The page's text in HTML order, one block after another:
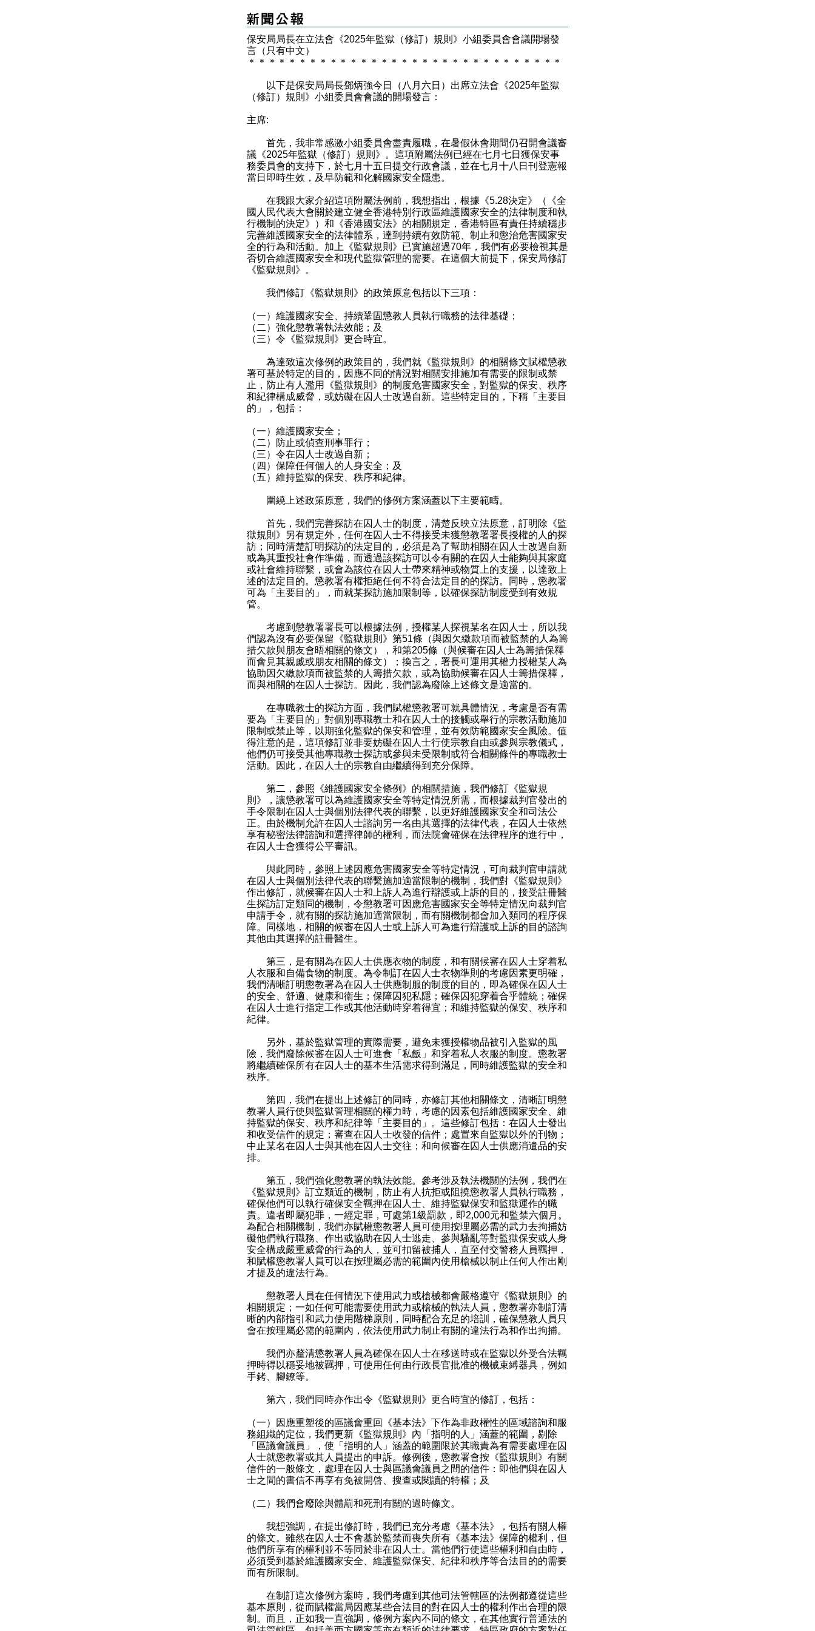
保安局局長在立法會《2025年監獄（修訂）規則》小組委員會會議開場發
言（只有中文）
＊
＊ ＊ ＊ ＊ ＊ ＊ ＊ ＊ ＊ ＊ ＊ ＊ ＊ ＊ ＊ ＊ ＊ ＊ ＊ ＊ ＊ ＊ ＊ ＊ ＊ ＊ ＊ ＊ ＊ ＊
以下是保安局局長鄧炳強今日（八月六日）出席立法會《2025年監獄
（修訂）規則》小組委員會會議的開場發言：
主席:
首先，我非常感激小組委員會盡責履職，在暑假休會期間仍召開會議審
議《2025年監獄（修訂）規則》。這項附屬法例已經在七月七日獲保安事
務委員會的支持下，於七月十五日提交行政會議，並在七月十八日刊登憲報
當日即時生效，及早防範和化解國家安全隱患。
在我跟大家介紹這項附屬法例前，我想指出，根據《5.28決定》（《全
國人民代表大會關於建立健全香港特別行政區維護國家安全的法律制度和執
行機制的決定》）和《香港國安法》的相關規定，香港特區有責任持續穩步
完善維護國家安全的法律體系，達到持續有效防範、制止和懲治危害國家安
全的行為和活動。加上《監獄規則》已實施超過70年，我們有必要檢視其是
否切合維護國家安全和現代監獄管理的需要。在這個大前提下，保安局修訂
《監獄規則》。
我們修訂《監獄規則》的政策原意包括以下三項：
（一）維護國家安全、持續鞏固懲教人員執行職務的法律基礎；
（二）強化懲教署執法效能；及
（三）令《監獄規則》更合時宜。
為達致這次修例的政策目的，我們就《監獄規則》的相關條文賦權懲教
署可基於特定的目的，因應不同的情況對相關安排施加有需要的限制或禁
止，防止有人濫用《監獄規則》的制度危害國家安全，對監獄的保安、秩序
和紀律構成威脅，或妨礙在囚人士改過自新。這些特定目的，下稱「主要目
的」，包括：
（一）維護國家安全；
（二）防止或偵查刑事罪行；
（三）令在囚人士改過自新；
（四）保障任何個人的人身安全；及
（五）維持監獄的保安、秩序和紀律。
圍繞上述政策原意，我們的修例方案涵蓋以下主要範疇。
首先，我們完善探訪在囚人士的制度，清楚反映立法原意，訂明除《監
獄規則》另有規定外，任何在囚人士不得接受未獲懲教署署長授權的人的探
訪；同時清楚訂明探訪的法定目的，必須是為了幫助相關在囚人士改過自新
或為其重投社會作準備，而透過該探訪可以令有關的在囚人士能夠與其家庭
或社會維持聯繫，或會為該位在囚人士帶來精神或物質上的支援，以達致上
述的法定目的。懲教署有權拒絕任何不符合法定目的的探訪。同時，懲教署
可為「主要目的」，而就某探訪施加限制等，以確保探訪制度受到有效規
管。
考慮到懲教署署長可以根據法例，授權某人探視某名在囚人士，所以我
們認為沒有必要保留《監獄規則》第51條（與因欠繳款項而被監禁的人為籌
措欠款與朋友會晤相關的條文），和第205條（與候審在囚人士為籌措保釋
而會見其親戚或朋友相關的條文）；換言之，署長可運用其權力授權某人為
協助因欠繳款項而被監禁的人籌措欠款，或為協助候審在囚人士籌措保釋，
而與相關的在囚人士探訪。因此，我們認為廢除上述條文是適當的。
在專職教士的探訪方面，我們賦權懲教署可就具體情況，考慮是否有需
要為「主要目的」對個別專職教士和在囚人士的接觸或舉行的宗教活動施加
限制或禁止等，以期強化監獄的保安和管理，並有效防範國家安全風險。值
得注意的是，這項修訂並非要妨礙在囚人士行使宗教自由或參與宗教儀式，
他們仍可接受其他專職教士探訪或參與未受限制或符合相關條件的專職教士
活動。因此，在囚人士的宗教自由繼續得到充分保障。
第二，參照《維護國家安全條例》的相關措施，我們修訂《監獄規
則》，讓懲教署可以為維護國家安全等特定情況所需，而根據裁判官發出的
手令限制在囚人士與個別法律代表的聯繫，以更好維護國家安全和司法公
正。由於機制允許在囚人士諮詢另一名由其選擇的法律代表，在囚人士依然
享有秘密法律諮詢和選擇律師的權利，而法院會確保在法律程序的進行中，
在囚人士會獲得公平審訊。
與此同時，參照上述因應危害國家安全等特定情況，可向裁判官申請就
在囚人士與個別法律代表的聯繫施加適當限制的機制，我們對《監獄規則》
作出修訂，就候審在囚人士和上訴人為進行辯護或上訴的目的，接受註冊醫
生探訪訂定類同的機制，令懲教署可因應危害國家安全等特定情況向裁判官
申請手令，就有關的探訪施加適當限制，而有關機制都會加入類同的程序保
障。同樣地，相關的候審在囚人士或上訴人可為進行辯護或上訴的目的諮詢
其他由其選擇的註冊醫生。
第三，是有關為在囚人士供應衣物的制度，和有關候審在囚人士穿着私
人衣服和自備食物的制度。為令制訂在囚人士衣物準則的考慮因素更明確，
我們清晰訂明懲教署為在囚人士供應制服的制度的目的，即為確保在囚人士
的安全、舒適、健康和衞生；保障囚犯私隱；確保囚犯穿着合乎體統；確保
在囚人士進行指定工作或其他活動時穿着得宜；和維持監獄的保安、秩序和
紀律。
另外，基於監獄管理的實際需要，避免未獲授權物品被引入監獄的風
險，我們廢除候審在囚人士可進食「私飯」和穿着私人衣服的制度。懲教署
將繼續確保所有在囚人士的基本生活需求得到滿足，同時維護監獄的安全和
秩序。
第四，我們在提出上述修訂的同時，亦修訂其他相關條文，清晰訂明懲
教署人員行使與監獄管理相關的權力時，考慮的因素包括維護國家安全、維
持監獄的保安、秩序和紀律等「主要目的」。這些修訂包括：在囚人士發出
和收受信件的規定；審查在囚人士收發的信件；處置來自監獄以外的刊物；
中止某名在囚人士與其他在囚人士交往；和向候審在囚人士供應消遣品的安
排。
第五，我們強化懲教署的執法效能。參考涉及執法機關的法例，我們在
《監獄規則》訂立類近的機制，防止有人抗拒或阻撓懲教署人員執行職務，
確保他們可以執行確保安全羈押在囚人士、維持監獄保安和監獄運作的職
責。違者即屬犯罪，一經定罪，可處第1級罰款，即2,000元和監禁六個月。
為配合相關機制，我們亦賦權懲教署人員可使用按理屬必需的武力去拘捕妨
礙他們執行職務、作出或協助在囚人士逃走、參與騷亂等對監獄保安或人身
安全構成嚴重威脅的行為的人，並可扣留被捕人，直至付交警務人員羈押，
和賦權懲教署人員可以在按理屬必需的範圍內使用槍械以制止任何人作出剛
才提及的違法行為。
懲教署人員在任何情況下使用武力或槍械都會嚴格遵守《監獄規則》的
相關規定；一如任何可能需要使用武力或槍械的執法人員，懲教署亦制訂清
晰的內部指引和武力使用階梯原則，同時配合充足的培訓，確保懲教人員只
會在按理屬必需的範圍內，依法使用武力制止有關的違法行為和作出拘捕。
我們亦釐清懲教署人員為確保在囚人士在移送時或在監獄以外受合法羈
押時得以穩妥地被羈押，可使用任何由行政長官批准的機械束縛器具，例如
手銬、腳鐐等。
第六，我們同時亦作出令《監獄規則》更合時宜的修訂，包括：
（一）因應重塑後的區議會重回《基本法》下作為非政權性的區域諮詢和服
務組織的定位，我們更新《監獄規則》內「指明的人」涵蓋的範圍，剔除
「區議會議員」，使「指明的人」涵蓋的範圍限於其職責為有需要處理在囚
人士就懲教署或其人員提出的申訴。修例後，懲教署會按《監獄規則》有關
信件的一般條文，處理在囚人士與區議會議員之間的信件：即他們與在囚人
士之間的書信不再享有免被開啓、搜查或閱讀的特權；及
（二）我們會廢除與體罰和死刑有關的過時條文。
我想強調，在提出修訂時，我們已充分考慮《基本法》，包括有關人權
的條文。雖然在囚人士不會基於監禁而喪失所有《基本法》保障的權利，但
他們所享有的權利並不等同於非在囚人士。當他們行使這些權利和自由時，
必須受到基於維護國家安全、維護監獄保安、紀律和秩序等合法目的的需要
而有所限制。
在制訂這次修例方案時，我們考慮到其他司法管轄區的法例都遵從這些
基本原則，從而賦權當局因應某些合法目的對在囚人士的權利作出合理的限
制。而且，正如我一直強調，修例方案內不同的條文，在其他實行普通法的